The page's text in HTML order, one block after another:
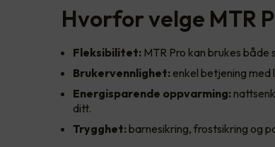
Hvorfor velge MTR
Fleksibilitet: MTR Pro kan brukes
Brukervennlighet: enkel betjening med
Energisparende oppvarming:
ditt.
Trygghet:barnesikring, frostsikring og